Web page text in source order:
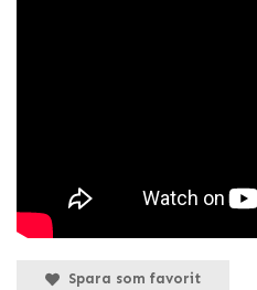
Spara som favorit